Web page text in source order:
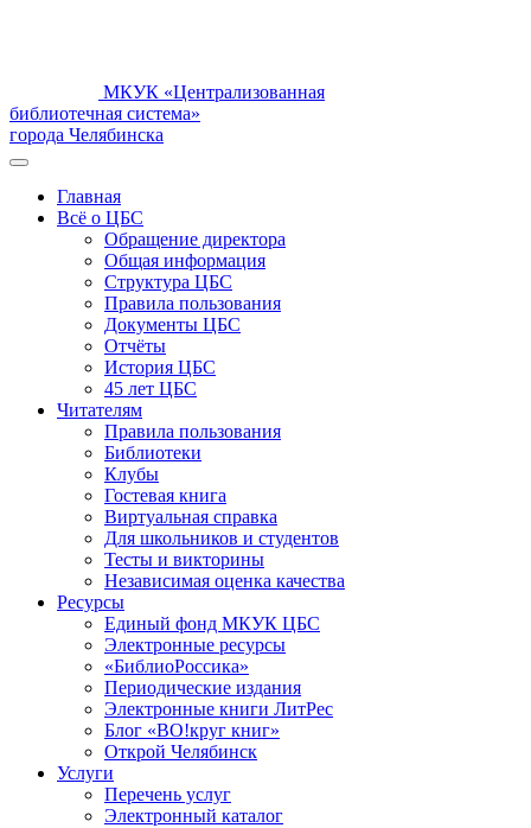
МКУК «Централизованная
библиотечная система»
города Челябинска
Главная
Всё о ЦБС
Обращение директора
Общая информация
Структура ЦБС
Правила пользования
Документы ЦБС
Отчёты
История ЦБС
45 лет ЦБС
Читателям
Правила пользования
Библиотеки
Клубы
Гостевая книга
Виртуальная справка
Для школьников и студентов
Тесты и викторины
Независимая оценка качества
Ресурсы
Единый фонд МКУК ЦБС
Электронные ресурсы
«БиблиоРоссика»
Периодические издания
Электронные книги ЛитРес
Блог «ВО!круг книг»
Открой Челябинск
Услуги
Перечень услуг
Электронный каталог